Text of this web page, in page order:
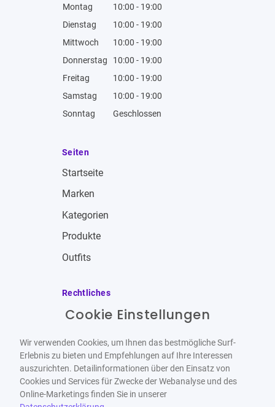
Montag
10:00 - 19:00
Dienstag
10:00 - 19:00
Mittwoch
10:00 - 19:00
Donnerstag
10:00 - 19:00
Freitag
10:00 - 19:00
Samstag
10:00 - 19:00
Sonntag
Geschlossen
Seiten
Startseite
Marken
Kategorien
Produkte
Outfits
Rechtliches
Impressum
Datenschutzbestimmungen
Widerrufsbelehrung
Cookie Einstellungen
Wir verwenden Cookies, um Ihnen das bestmögliche Surf-
Erlebnis zu bieten und Empfehlungen auf Ihre Interessen
auszurichten. Detailinformationen über den Einsatz von
Cookies und Services für Zwecke der Webanalyse und des
Online-Marketings finden Sie in unserer